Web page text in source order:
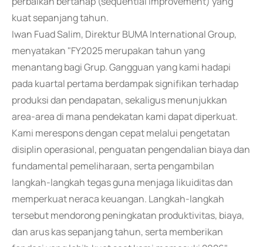
kuat sepanjang tahun.
Iwan Fuad Salim, Direktur BUMA International Group,
menyatakan "FY2025 merupakan tahun yang
menantang bagi Grup. Gangguan yang kami hadapi
pada kuartal pertama berdampak signifikan terhadap
produksi dan pendapatan, sekaligus menunjukkan
area-area di mana pendekatan kami dapat diperkuat.
Kami merespons dengan cepat melalui pengetatan
disiplin operasional, penguatan pengendalian biaya dan
fundamental pemeliharaan, serta pengambilan
langkah-langkah tegas guna menjaga likuiditas dan
memperkuat neraca keuangan. Langkah-langkah
tersebut mendorong peningkatan produktivitas, biaya,
dan arus kas sepanjang tahun, serta memberikan